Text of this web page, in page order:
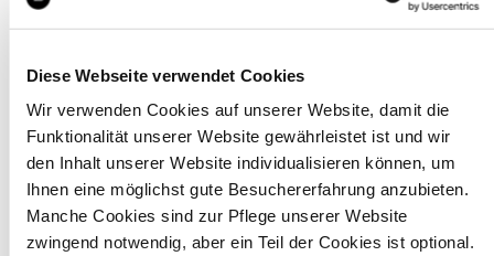
Diese Webseite verwendet Cookies
Wir verwenden Cookies auf unserer Website, damit die
Funktionalität unserer Website gewährleistet ist und wir
den Inhalt unserer Website individualisieren können, um
Ihnen eine möglichst gute Besuchererfahrung anzubieten.
Manche Cookies sind zur Pflege unserer Website
zwingend notwendig, aber ein Teil der Cookies ist optional.